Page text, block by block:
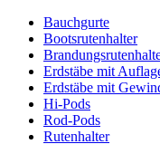
Bauchgurte
Bootsrutenhalter
Erdstäbe mit
Erdstäbe mit
Hi-Pods
Rod-Pods
Rutenhalter